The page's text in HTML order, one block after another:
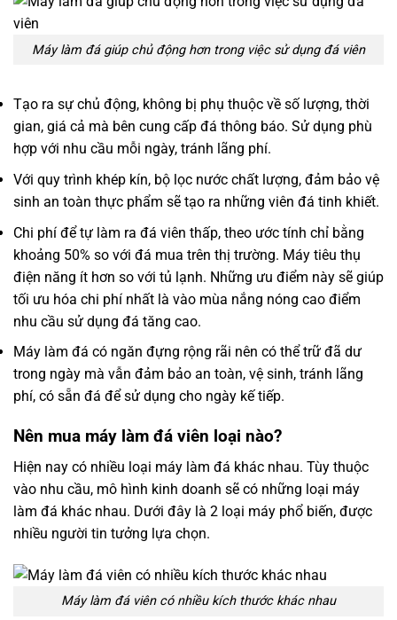
Máy làm đá giúp chủ động hơn trong việc sử dụng đá viên
Tạo ra sự chủ động, không bị phụ thuộc về số lượng, thời
gian, giá cả mà bên cung cấp đá thông báo. Sử dụng phù
hợp với nhu cầu mỗi ngày, tránh lãng phí.
Với quy trình khép kín, bộ lọc nước chất lượng, đảm bảo vệ
sinh an toàn thực phẩm sẽ tạo ra những viên đá tinh khiết.
Chi phí để tự làm ra đá viên thấp, theo ước tính chỉ bằng
khoảng 50% so với đá mua trên thị trường. Máy tiêu thụ
điện năng ít hơn so với tủ lạnh. Những ưu điểm này sẽ giúp
tối ưu hóa chi phí nhất là vào mùa nắng nóng cao điểm
nhu cầu sử dụng đá tăng cao.
Máy làm đá có ngăn đựng rộng rãi nên có thể trữ đã dư
trong ngày mà vẫn đảm bảo an toàn, vệ sinh, tránh lãng
phí, có sẵn đá để sử dụng cho ngày kế tiếp.
Nên mua máy làm đá viên loại nào?
Hiện nay có nhiều loại máy làm đá khác nhau. Tùy thuộc
vào nhu cầu, mô hình kinh doanh sẽ có những loại máy
làm đá khác nhau. Dưới đây là 2 loại máy phổ biến, được
nhiều người tin tưởng lựa chọn.
Máy làm đá viên có nhiều kích thước khác nhau